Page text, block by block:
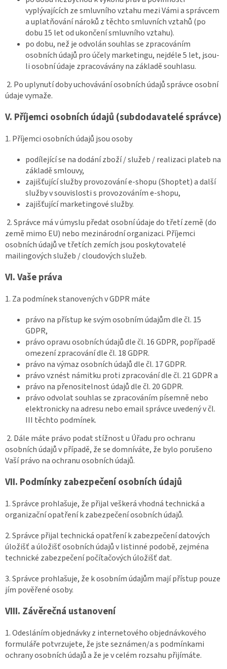
vyplývajících ze smluvního vztahu mezi Vámi a správcem
a uplatňování nároků z těchto smluvních vztahů (po
dobu 15 let od ukončení smluvního vztahu).
po dobu, než je odvolán souhlas se zpracováním
osobních údajů pro účely marketingu, nejdéle 5 let, jsou-
li osobní údaje zpracovávány na základě souhlasu.
2. Po uplynutí doby uchovávání osobních údajů správce osobní
údaje vymaže.
V. Příjemci osobních údajů (subdodavatelé správce)
1. Příjemci osobních údajů jsou osoby
podílející se na dodání zboží / služeb / realizaci plateb na
základě smlouvy,
zajišťující služby provozování e-shopu (Shoptet) a další
služby v souvislosti s provozováním e-shopu,
zajišťující marketingové služby.
2. Správce má v úmyslu předat osobní údaje do třetí země (do
země mimo EU) nebo mezinárodní organizaci. Příjemci
osobních údajů ve třetích zemích jsou poskytovatelé
mailingových služeb / cloudových služeb.
VI.Vaše práva
1. Za podmínek stanovených v GDPR máte
právo na přístup ke svým osobním údajům dle čl. 15
GDPR,
právo opravu osobních údajů dle čl. 16 GDPR, popřípadě
omezení zpracování dle čl. 18 GDPR.
právo na výmaz osobních údajů dle čl. 17 GDPR.
právo vznést námitku proti zpracování dle čl. 21 GDPR a
právo na přenositelnost údajů dle čl. 20 GDPR.
právo odvolat souhlas se zpracováním písemně nebo
elektronicky na adresu nebo email správce uvedený v čl.
III těchto podmínek.
2. Dále máte právo podat stížnost u Úřadu pro ochranu
osobních údajů v případě, že se domníváte, že bylo porušeno
Vaší právo na ochranu osobních údajů.
VII. Podmínky zabezpečení osobních údajů
1. Správce prohlašuje, že přijal veškerá vhodná technická a
organizační opatření k zabezpečení osobních údajů.
2. Správce přijal technická opatření k zabezpečení datových
úložišť a úložišť osobních údajů v listinné podobě, zejména
technické zabezpečení počítačových úložišť dat.
3. Správce prohlašuje, že k osobním údajům mají přístup pouze
jím pověřené osoby.
VIII. Závěrečná ustanovení
1. Odesláním objednávky z internetového objednávkového
formuláře potvrzujete, že jste seznámen/a s podmínkami
ochrany osobních údajů a že je v celém rozsahu přijímáte.